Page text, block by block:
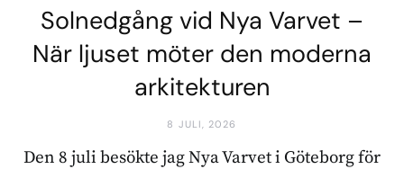
Solnedgång vid Nya Varvet –
När ljuset möter den moderna
arkitekturen
8 JULI, 2026
Den 8 juli besökte jag Nya Varvet i Göteborg för